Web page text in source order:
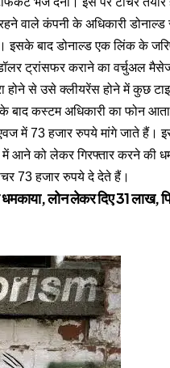
वाले कंपनी के अधिकारी
इसके बाद डोनाल्ड एक लिंक के
ट्रांसफर कराने का वर्चुअल
होने से उसे क्लीयरेंस होने में कुछ
बाद कस्टम अधिकारी का फोन
में 73 हजार रुपये मांगे जाते हैं।
आने को लेकर गिरफ्तार करने की
73 हजार रुपये दे देते हैं।
लोन लेकर दिए 31 लाख,